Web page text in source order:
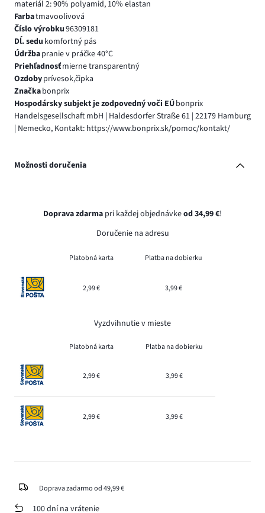
materiál 2: 90% polyamid, 10% elastan
Farbatmavoolivová
Číslo výrobku96309181
Dĺ. sedu komfortný pás
Údržbapranie v práčke 40°C
Priehľadnosťmierne transparentný
Ozdobyprívesok,čipka
Značkabonprix
Hospodársky subjekt je zodpovedný voči EÚbonprix
Handelsgesellschaft mbH | Haldesdorfer Straße 61 | 22179 Hamburg
| Nemecko, Kontakt: https://www.bonprix.sk/pomoc/kontakt/
Možnosti doručenia
Doprava zdarma pri každej objednávkeod 34,99 €!
Doručenie na adresu
Platobná karta Platba na dobierku
2,99 € 3,99 €
Vyzdvihnutie v mieste
Platobná karta Platba na dobierku
2,99 € 3,99 €
2,99 € 3,99 €
Doprava zadarmo od 49,99 €
100 dní na vrátenie